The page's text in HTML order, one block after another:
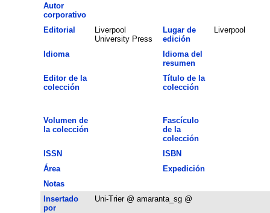
Autor
corporativo
Editorial
Liverpool
University Press
Lugar de
edición
Liverpool
Idioma
Idioma del
resumen
Editor de la
colección
Título de la
colección
Volumen de
la colección
Fascículo
de la
colección
ISSN
ISBN
Área
Expedición
Notas
Insertado
por
Uni-Trier @ amaranta_sg @